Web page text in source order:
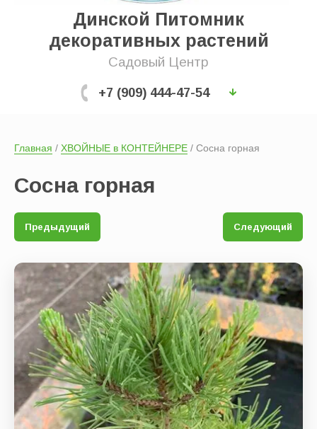
Производитель:
Спецпредложение:
Результатов на странице:
Показать
Динской Питомник
декоративных растений
Садовый Центр
+7 (909) 444-47-54
Главная / ХВОЙНЫЕ в КОНТЕЙНЕРЕ / Сосна горная
Сосна горная
Предыдущий Следующий